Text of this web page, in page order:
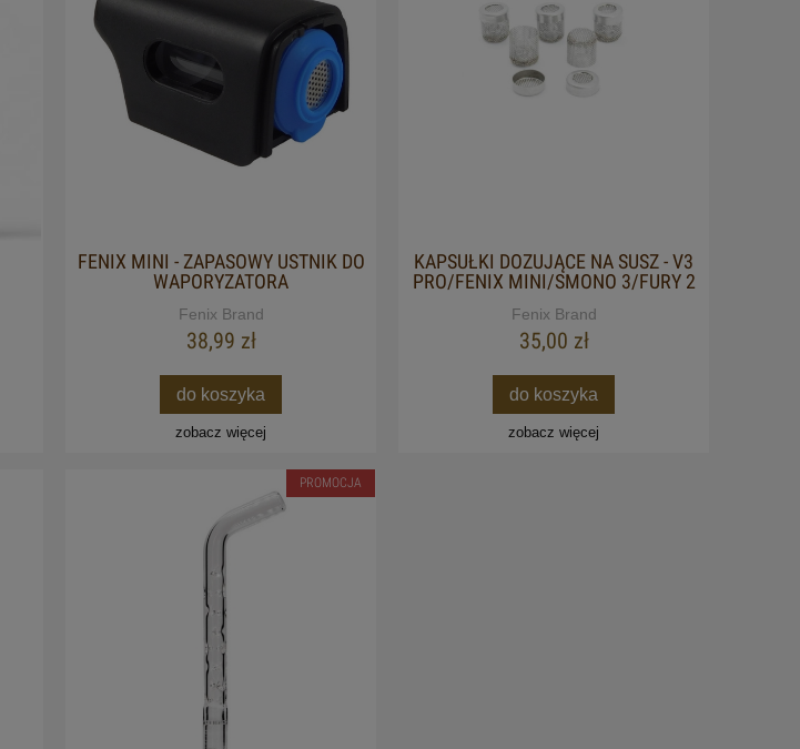
359,00 zł
Cena regularna:
399,00 zł
Najniższa cena:
359,00 zł
42,50 zł
Cena regularna:
Najniższa cena:49,99 zł
FENIX MINI - ZAPASOWY USTNIK DO
WAPORYZATORA
Fenix Brand
38,99 zł
do koszyka
zobacz więcej
KAPSUŁKI DOZUJĄCE NA SUSZ - V3
PRO/FENIX MINI/SMONO 3/FURY 2
Fenix Brand
35,00 zł
do koszyka
zobacz więcej
PROMOCJA